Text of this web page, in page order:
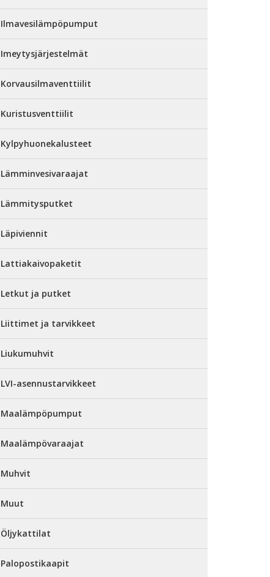
Ilmavesilämpöpumput
Imeytysjärjestelmät
Korvausilmaventtiilit
Kuristusventtiilit
Kylpyhuonekalusteet
Lämminvesivaraajat
Lämmitysputket
Läpiviennit
Lattiakaivopaketit
Letkut ja putket
Liittimet ja tarvikkeet
Liukumuhvit
LVI-asennustarvikkeet
Maalämpöpumput
Maalämpövaraajat
Muhvit
Muut
Öljykattilat
Palopostikaapit